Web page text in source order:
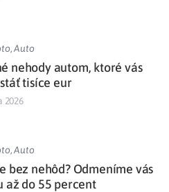
,Auto
nehody autom, ktoré vás
tisíce eur
2026
,Auto
bez nehôd? Odmeníme vás
až do 55 percent